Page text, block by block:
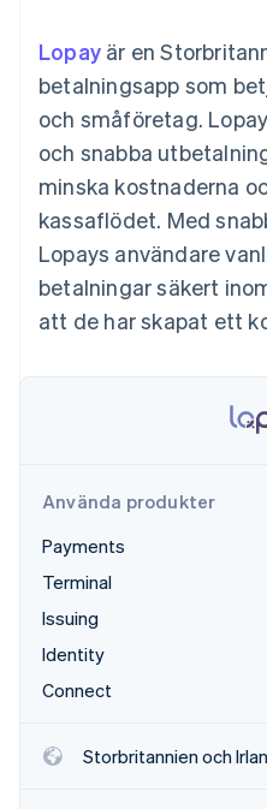
Accelererad kassaprocess
Financial Connections
Länkade finanskontodata
Mer
Product roadmap
Se vad som kommer härnäst
Bolagsbildning för startups
Identitetsverifiering online
Efter bransch
AI-företag
Spel
Media och
Offentlig
Ecosystem
Utfärda
stödda
hantera
agenter
Resurser
API-status
Sessions
konferens
Karriärer
Nyhetsrum
Stripe
Kontakt
Kontakta
Bli partner
Lopay är en
betalningsapp som
och småföretag.
och snabba
minska kostnaderna
kassaflödet. Med
Lopays användare
betalningar säkert
att de har skapat ett
Använda produkter
Payments
Terminal
Issuing
Identity
Connect
Storbritannien och